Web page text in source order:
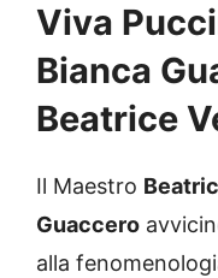
Viva
Bianca
Beatrice
Il Maestro
Guaccero
alla